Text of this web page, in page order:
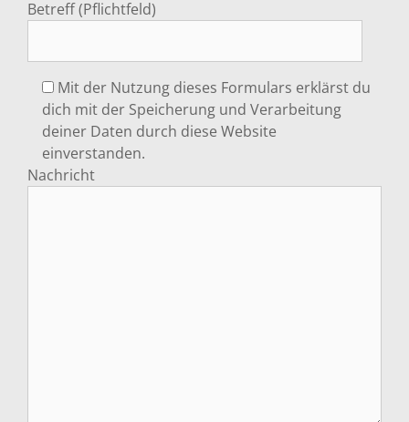
Betreff (Pflichtfeld)
Mit der Nutzung dieses Formulars erklärst du
dich mit der Speicherung und Verarbeitung
deiner Daten durch diese Website
einverstanden.
Nachricht